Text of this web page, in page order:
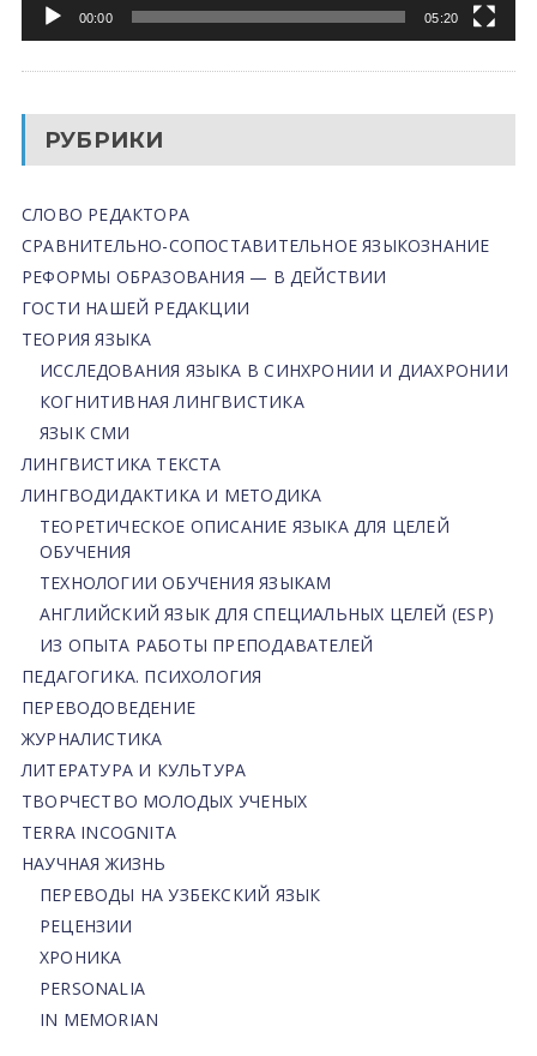
00:00 05:20
РУБРИКИ
СЛОВО РЕДАКТОРА
СРАВНИТЕЛЬНО-СОПОСТАВИТЕЛЬНОЕ ЯЗЫКОЗНАНИЕ
РЕФОРМЫ ОБРАЗОВАНИЯ — В ДЕЙСТВИИ
ГОСТИ НАШЕЙ РЕДАКЦИИ
ТЕОРИЯ ЯЗЫКА
ИССЛЕДОВАНИЯ ЯЗЫКА В СИНХРОНИИ И ДИАХРОНИИ
КОГНИТИВНАЯ ЛИНГВИСТИКА
ЯЗЫК СМИ
ЛИНГВИСТИКА ТЕКСТА
ЛИНГВОДИДАКТИКА И МЕТОДИКА
ТЕОРЕТИЧЕСКОЕ ОПИСАНИЕ ЯЗЫКА ДЛЯ ЦЕЛЕЙ
ОБУЧЕНИЯ
ТЕХНОЛОГИИ ОБУЧЕНИЯ ЯЗЫКАМ
АНГЛИЙСКИЙ ЯЗЫК ДЛЯ СПЕЦИАЛЬНЫХ ЦЕЛЕЙ (ESP)
ИЗ ОПЫТА РАБОТЫ ПРЕПОДАВАТЕЛЕЙ
ПЕДАГОГИКА. ПСИХОЛОГИЯ
ПЕРЕВОДОВЕДЕНИЕ
ЖУРНАЛИСТИКА
ЛИТЕРАТУРА И КУЛЬТУРА
ТВОРЧЕСТВО МОЛОДЫХ УЧЕНЫХ
TERRA INCOGNITA
НАУЧНАЯ ЖИЗНЬ
ПЕРЕВОДЫ НА УЗБЕКСКИЙ ЯЗЫК
РЕЦЕНЗИИ
ХРОНИКА
PERSONALIA
IN MEMORIAN